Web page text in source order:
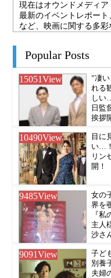
現在はオウンドメディア
最新のイベントレポー
など、映画に関する多彩
Popular Posts
15051View
”凄
れる
しい
日監
挨拶
10490View
目に
い…
リン
開！
9485View
女の
界を
『
主人
沙さ
9091View
子ど
別養
夫婦